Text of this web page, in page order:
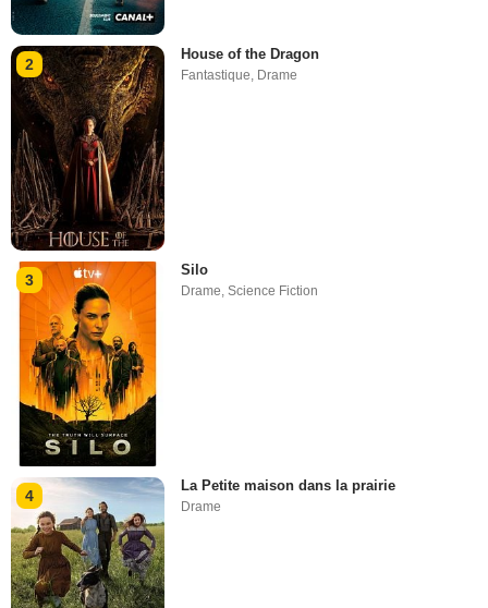
2
House of the Dragon
Fantastique Drame
3
Silo
Drame,Science Fiction
4
La Petite maison dans la prairie
Drame